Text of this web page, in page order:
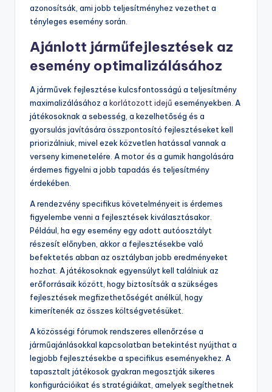
azonosítsák, ami jobb teljesítményhez vezethet a
tényleges esemény során.
Ajánlott járműfejlesztések az
esemény optimalizálásához
A járművek fejlesztése kulcsfontosságú a teljesítmény
maximalizálásához a korlátozott idejű eseményekben. A
játékosoknak a sebesség, a kezelhetőség és a
gyorsulás javítására összpontosító fejlesztéseket kell
priorizálniuk, mivel ezek közvetlen hatással vannak a
verseny kimenetelére. A motor és a gumik hangolására
érdemes figyelni a jobb tapadás és teljesítmény
érdekében.
A rendezvény specifikus követelményeit is érdemes
figyelembe venni a fejlesztések kiválasztásakor.
Például, ha egy esemény egy adott autóosztályt
részesít előnyben, akkor a fejlesztésekbe való
befektetés abban az osztályban jobb eredményeket
hozhat. A játékosoknak egyensúlyt kell találniuk az
erőforrásaik között, hogy biztosítsák a szükséges
fejlesztések megfizethetőségét anélkül, hogy
kimerítenék az összes költségvetésüket.
A közösségi fórumok rendszeres ellenőrzése a
járműajánlásokkal kapcsolatban betekintést nyújthat a
legjobb fejlesztésekbe a specifikus eseményekhez. A
tapasztalt játékosok gyakran megosztják sikeres
konfigurációikat és stratégiáikat, amelyek segíthetnek